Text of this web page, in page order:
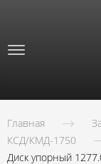
Главная
КСД/КМД-1750
Диск упорный